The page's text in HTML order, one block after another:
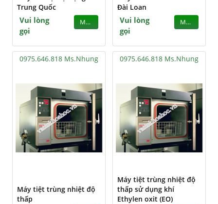
Trung Quốc
Vui lòng
gọi
MUA
Đài Loan
Vui lòng
gọi
MUA
0975.646.818 Ms.Nhung
Máy tiệt trùng nhiệt độ
thấp
0975.646.818 Ms.Nhung
Máy tiệt trùng nhiệt độ
thấp sử dụng khí
Ethylen oxit (EO)